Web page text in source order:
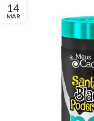
14
MAR